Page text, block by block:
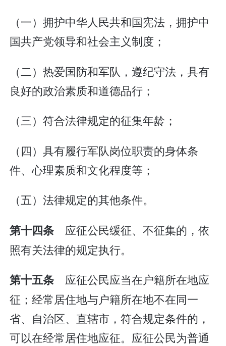
（一）拥护中华人民共和国宪法，拥护中
国共产党领导和社会主义制度；
（二）热爱国防和军队，遵纪守法，具有
良好的政治素质和道德品行；
（三）符合法律规定的征集年龄；
（四）具有履行军队岗位职责的身体条
件、心理素质和文化程度等；
（五）法律规定的其他条件。
第十四条 应征公民缓征、不征集的，依
照有关法律的规定执行。
第十五条 应征公民应当在户籍所在地应
征；经常居住地与户籍所在地不在同一
省、自治区、直辖市，符合规定条件的，
可以在经常居住地应征。应征公民为普通